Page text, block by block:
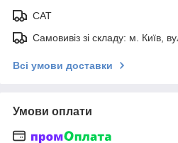
САТ
Самовивіз зі складу: м. Київ,
Всі умови доставки
Умови оплати